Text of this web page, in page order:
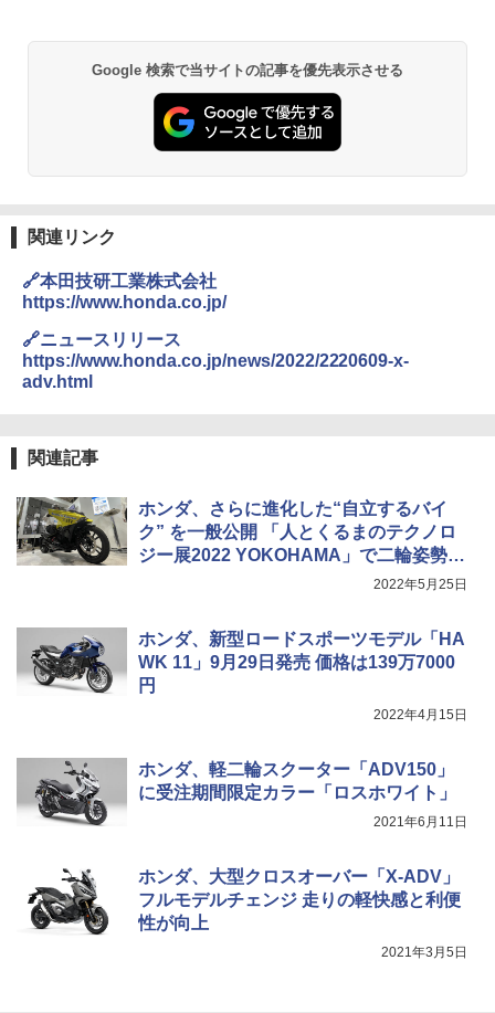
Google 検索で当サイトの記事を優先表示させる
関連リンク
🔗本田技研工業株式会社
https://www.honda.co.jp/
🔗ニュースリリース
https://www.honda.co.jp/news/2022/2220609-x-
adv.html
関連記事
ホンダ、さらに進化した“自立するバイ
ク” を一般公開 「人とくるまのテクノロ
ジー展2022 YOKOHAMA」で二輪姿勢制
御技術「ライディングアシスト」を紹介
2022年5月25日
ホンダ、新型ロードスポーツモデル「HA
WK 11」9月29日発売 価格は139万7000
円
2022年4月15日
ホンダ、軽二輪スクーター「ADV150」
に受注期間限定カラー「ロスホワイト」
2021年6月11日
ホンダ、大型クロスオーバー「X-ADV」
フルモデルチェンジ 走りの軽快感と利便
性が向上
2021年3月5日